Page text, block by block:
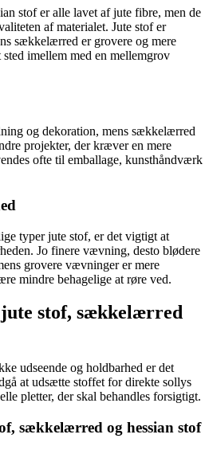
stof er alle lavet af jute fibre, men de
af materialet. Jute stof er
sækkelærred er grovere og mere
imellem med en mellemgrov
og dekoration, mens sækkelærred
projekter, der kræver en mere
ofte til emballage, kunsthåndværk
typer jute stof, er det vigtigt at
Jo finere vævning, desto blødere
grovere vævninger er mere
mindre behagelige at røre ved.
stof, sækkelærred
udseende og holdbarhed er det
at udsætte stoffet for direkte sollys
pletter, der skal behandles forsigtigt.
sækkelærred og hessian stof